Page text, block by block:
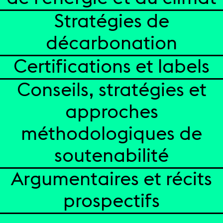
Stratégies de
décarbonation
Certifications et labels
Conseils, stratégies et
approches
méthodologiques de
soutenabilité
Argumentaires et récits
prospectifs